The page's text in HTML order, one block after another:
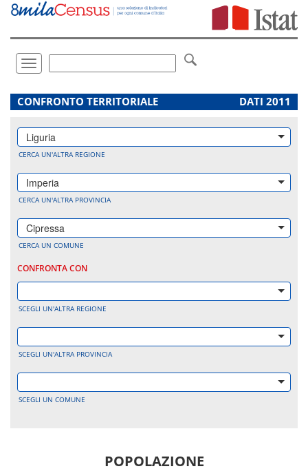
Vai
direttamente
Toggle
navigation
.
CONFRONTO TERRITORIALE DATI 2011
Liguria
CERCA UN'ALTRA REGIONE
Imperia
CERCA UN'ALTRA PROVINCIA
Cipressa
CERCA UN COMUNE
CONFRONTA CON
SCEGLI UN'ALTRA REGIONE
SCEGLI UN'ALTRA PROVINCIA
SCEGLI UN COMUNE
POPOLAZIONE